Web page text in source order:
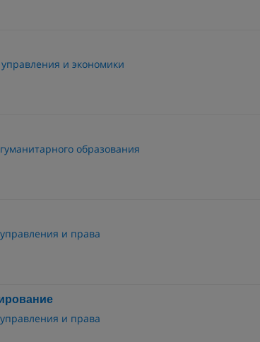
и экономики
образования
и права
и права